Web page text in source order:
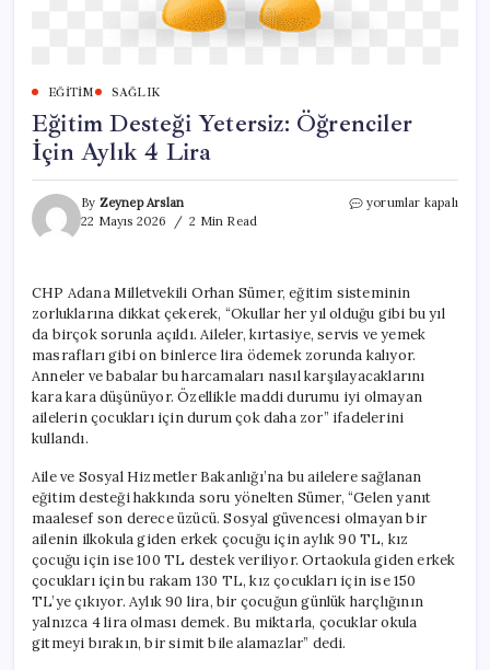
EĞITIM SAĞLIK
Eğitim Desteği Yetersiz: Öğrenciler
İçin Aylık 4 Lira
By Zeynep Arslan
22 Mayıs 2026
2 Min Read
Eğitim
Aylık
4
Lira
için
yorumlar kapalı
CHP Adana Milletvekili Orhan Sümer, eğitim sisteminin
zorluklarına dikkat çekerek, “Okullar her yıl olduğu gibi bu yıl
da birçok sorunla açıldı. Aileler, kırtasiye, servis ve yemek
masrafları gibi on binlerce lira ödemek zorunda kalıyor.
Anneler ve babalar bu harcamaları nasıl karşılayacaklarını
kara kara düşünüyor. Özellikle maddi durumu iyi olmayan
ailelerin çocukları için durum çok daha zor” ifadelerini
kullandı.
Aile ve Sosyal Hizmetler Bakanlığı’na bu ailelere sağlanan
eğitim desteği hakkında soru yönelten Sümer, “Gelen yanıt
maalesef son derece üzücü. Sosyal güvencesi olmayan bir
ailenin ilkokula giden erkek çocuğu için aylık 90 TL, kız
çocuğu için ise 100 TL destek veriliyor. Ortaokula giden erkek
çocukları için bu rakam 130 TL, kız çocukları için ise 150
TL’ye çıkıyor. Aylık 90 lira, bir çocuğun günlük harçlığının
yalnızca 4 lira olması demek. Bu miktarla, çocuklar okula
gitmeyi bırakın, bir simit bile alamazlar” dedi.